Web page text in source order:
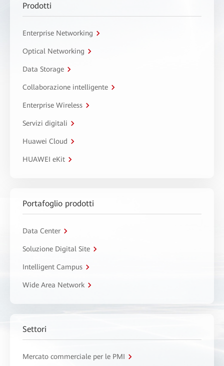
Prodotti
Enterprise Networking
Optical Networking
Data Storage
Collaborazione intelligente
Enterprise Wireless
Servizi digitali
Huawei Cloud
HUAWEI eKit
Portafoglio prodotti
Data Center
Soluzione Digital Site
Intelligent Campus
Wide Area Network
Settori
Mercato commerciale per le PMI